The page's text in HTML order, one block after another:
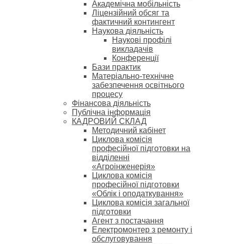
Академічна мобільність
Ліцензійний обсяг та
фактичний контингент
Наукова діяльність
Наукові профілі
викладачів
Конференції
Бази практик
Матеріально-технічне
забезпечення освітнього
процесу
Фінансова діяльність
Публічна інформація
КАДРОВИЙ СКЛАД
Методичний кабінет
Циклова комісія
професійної підготовки на
відділенні
«Агроінженерія»
Циклова комісія
професійної підготовки
«Облік і оподаткування»
Циклова комісія загальної
підготовки
Агент з постачання
Електромонтер з ремонту і
обслуговування